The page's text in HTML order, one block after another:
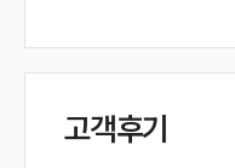
고객후기